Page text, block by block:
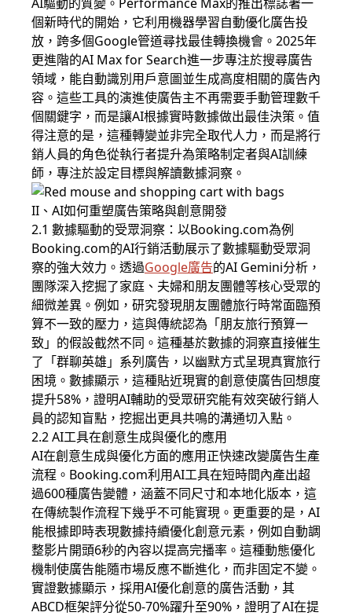
個新時代的開始，它利用機器學習自動優化廣告投
放，跨多個Google管道尋找最佳轉換機會。2025年
更進階的AI Max for Search進一步專注於搜尋廣告
領域，能自動識別用戶意圖並生成高度相關的廣告內
容。這些工具的演進使廣告主不再需要手動管理數千
個關鍵字，而是讓AI根據實時數據做出最佳決策。值
得注意的是，這種轉變並非完全取代人力，而是將行
銷人員的角色從執行者提升為策略制定者與AI訓練
師，專注於設定目標與解讀數據洞察。
II、AI如何重塑廣告策略與創意開發
2.1 數據驅動的受眾洞察：以Booking.com為例
Booking.com的AI行銷活動展示了數據驅動受眾洞
察的強大效力。透過Google廣告的AI Gemini分析，
團隊深入挖掘了家庭、夫婦和朋友團體等核心受眾的
細微差異。例如，研究發現朋友團體旅行時常面臨預
算不一致的壓力，這與傳統認為「朋友旅行預算一
致」的假設截然不同。這種基於數據的洞察直接催生
了「群聊英雄」系列廣告，以幽默方式呈現真實旅行
困境。數據顯示，這種貼近現實的創意使廣告回想度
提升58%，證明AI輔助的受眾研究能有效突破行銷人
員的認知盲點，挖掘出更具共鳴的溝通切入點。
2.2 AI工具在創意生成與優化的應用
AI在創意生成與優化方面的應用正快速改變廣告生產
流程。Booking.com利用AI工具在短時間內產出超
過600種廣告變體，涵蓋不同尺寸和本地化版本，這
在傳統製作流程下幾乎不可能實現。更重要的是，AI
能根據即時表現數據持續優化創意元素，例如自動調
整影片開頭6秒的內容以提高完播率。這種動態優化
機制使廣告能隨市場反應不斷進化，而非固定不變。
實證數據顯示，採用AI優化創意的廣告活動，其
ABCD框架評分從50-70%躍升至90%，證明了AI在提